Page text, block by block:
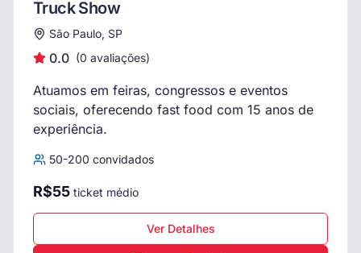
Truck Show
São Paulo, SP
0.0 (0 avaliações)
Atuamos em feiras, congressos e eventos
sociais, oferecendo fast food com 15 anos de
experiência.
50-200 convidados
R$55 ticket médio
Ver Detalhes